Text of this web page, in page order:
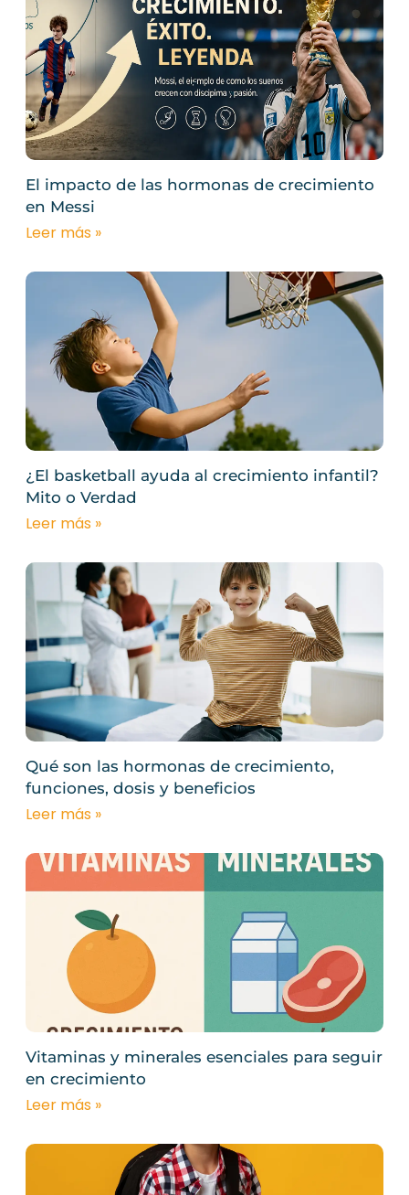
El impacto de las hormonas de crecimiento
en Messi
Leer más »
¿El basketball ayuda al crecimiento infantil?
Mito o Verdad
Leer más »
Qué son las hormonas de crecimiento,
funciones, dosis y beneficios
Leer más »
Vitaminas y minerales esenciales para seguir
en crecimiento
Leer más »